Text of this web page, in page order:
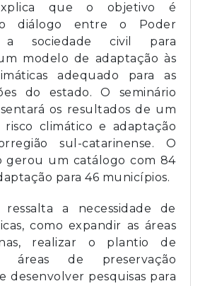
que o objetivo é
diálogo entre o Poder
sociedade civil para
modelo de adaptação às
adequado para as
do estado. O seminário
os resultados de um
climático e adaptação
sul-catarinense. O
gerou um catálogo com 84
para 46 municípios.
a necessidade de
como expandir as áreas
realizar o plantio de
áreas de preservação
desenvolver pesquisas para